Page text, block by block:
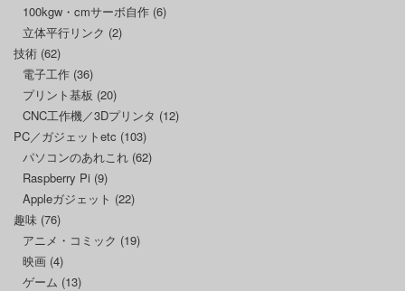
100kgw・cmサーボ自作 (6)
立体平行リンク (2)
技術 (62)
電子工作 (36)
プリント基板 (20)
CNC工作機／3Dプリンタ (12)
PC／ガジェットetc (103)
パソコンのあれこれ (62)
Raspberry Pi (9)
Appleガジェット (22)
趣味 (76)
アニメ・コミック (19)
映画 (4)
ゲーム (13)